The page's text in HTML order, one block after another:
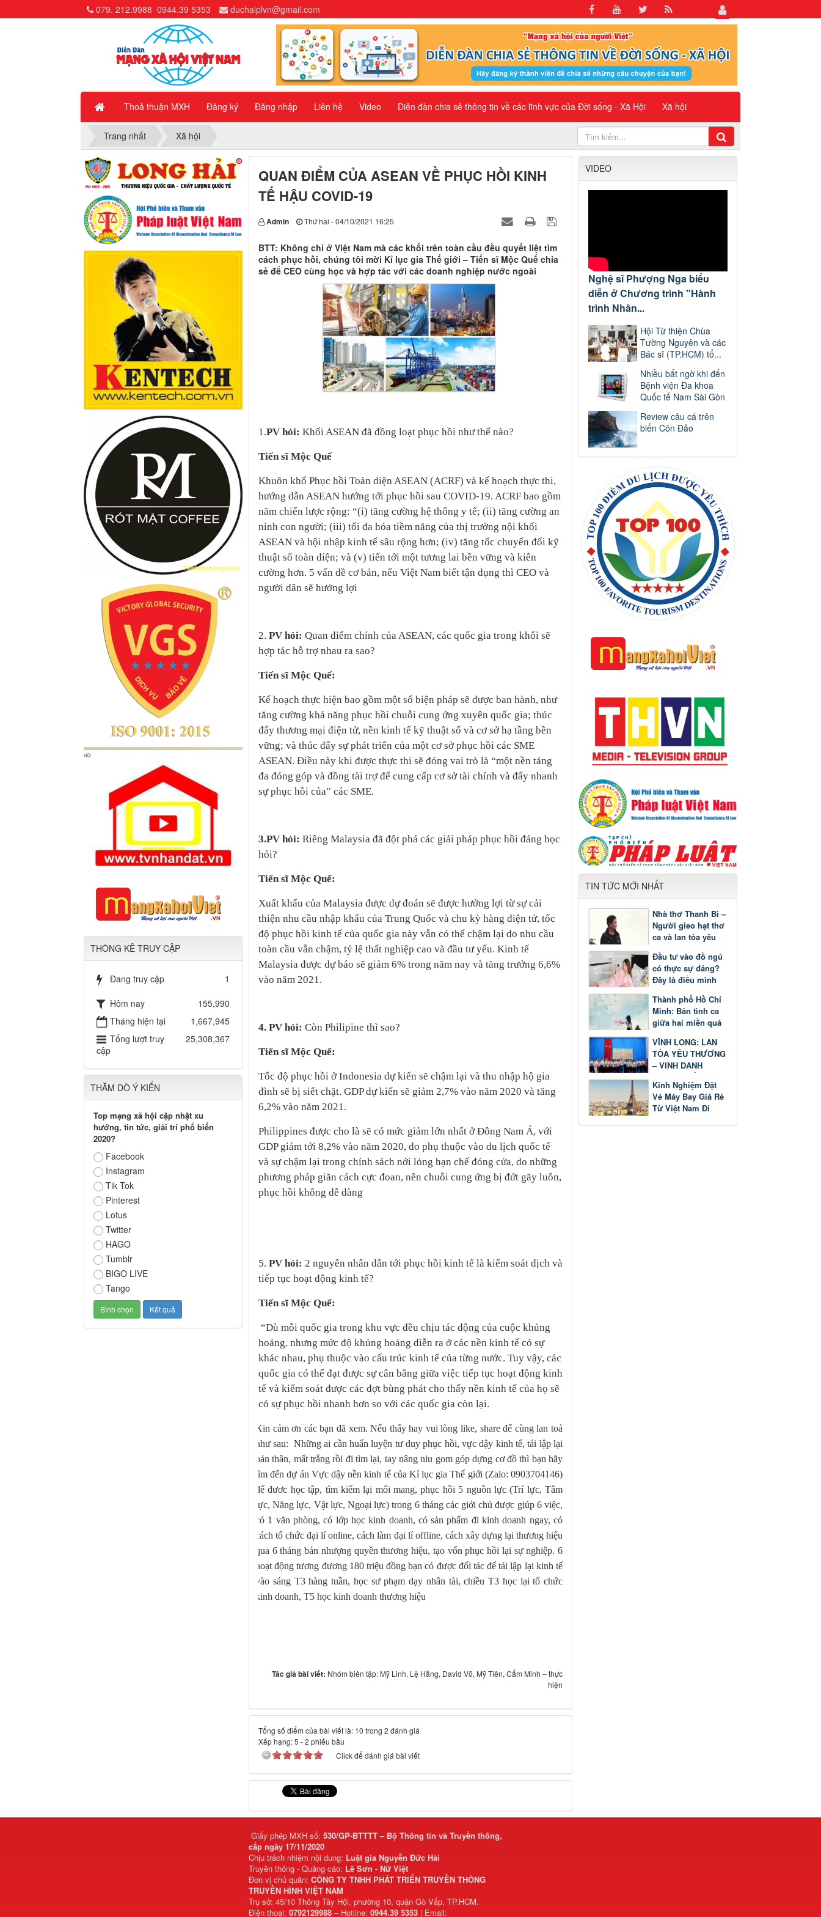
Thoả thuận MXH Đăng ký Đăng nhập Liên hệ Video Diễn đàn chia sẻ thông tin về các lĩnh vực của Đời sống - Xã Hội Xã hội
079. 212.9988 0944.39 5353 duchaiplvn@gmail.com
Trang nhất Xã hội
QUAN ĐIỂM CỦA ASEAN VỀ PHỤC HỒI KINH
TẾ HẬU COVID-19
Admin Thứ hai - 04/10/2021 16:25
BTT: Không chỉ ở Việt Nam mà các khối trên toàn cầu đều quyết liệt tìm
cách phục hồi, chúng tôi mời Kỉ lục gia Thế giới – Tiến sĩ Mộc Quế chia
sẻ để CEO cùng học và hợp tác với các doanh nghiệp nước ngoài
1.PV hỏi: Khối ASEAN đã đồng loạt phục hồi như thế nào?
Tiến sĩ Mộc Quế
Khuôn khổ Phục hồi Toàn diện ASEAN (ACRF) và kế hoạch thực thi,
hướng dẫn ASEAN hướng tới phục hồi sau COVID-19. ACRF bao gồm
năm chiến lược rộng: “(i) tăng cường hệ thống y tế; (ii) tăng cường an
ninh con người; (iii) tối đa hóa tiềm năng của thị trường nội khối
ASEAN và hội nhập kinh tế sâu rộng hơn; (iv) tăng tốc chuyển đổi kỹ
thuật số toàn diện; và (v) tiến tới một tương lai bền vững và kiên
cường hơn. 5 vấn dề cơ bản, nếu Việt Nam biết tận dụng thì CEO và
người dân sẽ hưởng lợi
2. PV hỏi: Quan điểm chính của ASEAN, các quốc gia trong khối sẽ
hợp tác hỗ trợ nhau ra sao?
Tiến sĩ Mộc Quế:
Kế hoạch thực hiện bao gồm một số biện pháp sẽ được ban hành, như
tăng cường khả năng phục hồi chuỗi cung ứng xuyên quốc gia; thúc
đẩy thương mại điện tử, nền kinh tế kỹ thuật số và cơ sở hạ tầng bền
vững; và thúc đẩy sự phát triển của một cơ sở phục hồi các SME
ASEAN. Điều này khi được thực thi sẽ đóng vai trò là “một nền tảng
đa đóng góp và đồng tài trợ để cung cấp cơ sở tài chính và đẩy nhanh
sự phục hồi của” các SME.
3.PV hỏi: Riêng Malaysia đã đột phá các giải pháp phục hồi đáng học
hỏi?
Tiến sĩ Mộc Quế:
Xuất khẩu của Malaysia được dự đoán sẽ được hưởng lợi từ sự cải
thiện nhu cầu nhập khẩu của Trung Quốc và chu kỳ hàng điện tử, tốc
độ phục hồi kinh tế của quốc gia này vẫn có thể chậm lại do nhu cầu
toàn cầu vẫn chậm, tỷ lệ thất nghiệp cao và đầu tư yếu. Kinh tế
Malaysia được dự báo sẽ giảm 6% trong năm nay và tăng trưởng 6,6%
vào năm 2021.
4. PV hỏi: Còn Philipine thì sao?
Tiến sĩ Mộc Quế:
Tốc độ phục hồi ở Indonesia dự kiến sẽ chậm lại và thu nhập hộ gia
đình sẽ bị siết chặt. GDP dự kiến sẽ giảm 2,7% vào năm 2020 và tăng
6,2% vào năm 2021.
Philippines được cho là sẽ có mức giảm lớn nhất ở Đông Nam Á, với
GDP giảm tới 8,2% vào năm 2020, do phụ thuộc vào du lịch quốc tế
và sự chậm lại trong chính sách nới lỏng hạn chế đóng cửa, do những
phương pháp giãn cách cực đoan, nên chuỗi cung ứng bị đứt gãy luôn,
phục hồi không dễ dàng
5. PV hỏi: 2 nguyên nhân dẫn tới phục hồi kinh tế là kiểm soát dịch và
tiếp tục hoạt động kinh tế?
Tiến sĩ Mộc Quế:
“Dù mỗi quốc gia trong khu vực đều chịu tác động của cuộc khủng
hoảng, nhưng mức độ khủng hoảng diễn ra ở các nền kinh tế có sự
khác nhau, phụ thuộc vào cấu trúc kinh tế của từng nước. Tuy vậy, các
quốc gia có thể đạt được sự cân bằng giữa việc tiếp tục hoạt động kinh
tế và kiểm soát được các đợt bùng phát cho thấy nền kinh tế của họ sẽ
có sự phục hồi nhanh hơn so với các quốc gia còn lại.
Xin cảm ơn các bạn đã xem. Nếu thấy hay vui lòng like, share để cùng lan toả
như sau: Những ai cần huấn luyện tư duy phục hồi, vực dậy kinh tế, tái lập lại
bản thân, mất trắng rồi đi tìm lại, tay nâng niu gom góp dựng cơ đồ thì bạn hãy
tìm đến dự án Vực dậy nền kinh tế của Kỉ lục gia Thế giới (Zalo: 0903704146)
để đươc học tập, tìm kiếm lại mối mang, phục hồi 5 nguồn lực (Trí lực, Tâm
lực, Năng lực, Vật lực, Ngoại lực) trong 6 tháng các giới chủ được giúp 6 việc,
có 1 văn phòng, có lớp học kinh doanh, có sản phẩm đi kinh doanh ngay, có
cách tổ chức đại lí online, cách làm đại lí offline, cách xây dựng lại thương hiệu
qua 6 tháng bán nhượng quyền thương hiệu, tạo vốn phục hồi lại sự nghiệp. 6
hoạt động tương đương 180 triệu đồng bạn có được đối tác để tái lập lại kinh tế
vào sáng T3 hàng tuần, học sư phạm dạy nhân tài, chiều T3 học lại tổ chức
kinh doanh, T5 học kinh doanh thương hiệu
Tác giả bài viết: Nhóm biên tập: Mỹ Linh. Lệ Hằng, David Võ, Mỹ Tiên, Cẩm Minh – thực
hiện
Tổng số điểm của bài viết là: 10 trong 2 đánh giá
Xếp hạng:5 -2 phiếu bầu
Click để đánh giá bài viết
VIDEO
Nghệ sĩ Phượng Nga biểu
diễn ở Chương trình "Hành
trình Nhân...
Hội Từ thiện Chùa
Tường Nguyên và các
Bác sĩ (TP.HCM) tổ...
Nhiều bất ngờ khi đến
Bệnh viện Đa khoa
Quốc tế Nam Sài Gòn
Review câu cá trên
biển Côn Đảo
TIN TỨC MỚI NHẤT
Nhà thơ Thanh Bi –
Người gieo hạt thơ
ca và lan tỏa yêu
Đầu tư vào đồ ngủ
có thực sự đáng?
Đây là điều mình
thời gian
Thành phố Hồ Chí
Minh: Bản tình ca
giữa hai miền quá
VĨNH LONG: LAN
TỎA YÊU THƯƠNG
– VINH DANH
GƯƠNG SÁNG
HỌC TẬP
Kinh Nghiệm Đặt
Vé Máy Bay Giá Rẻ
Từ Việt Nam Đi
THÔNG KÊ TRUY CẬP
Đang truy cập
1
Hôm nay
155,990
Tháng hiện tại
1,667,945
Tổng lượt truy
cập
25,308,367
THĂM DÒ Ý KIẾN
Top mạng xã hội cập nhật xu
hướng, tin tức, giải trí phổ biến
2020?
Facebook
Instagram
Tik Tok
Pinterest
Lotus
Twitter
HAGO
Tumblr
BIGO LIVE
Tango
Giấy phép MXH số: 530/GP-BTTTT – Bộ Thông tin và Truyền thông,
cấp ngày 17/11/2020
Chịu trách nhiệm nội dung: Luật gia Nguyễn Đức Hải
Truyền thông - Quảng cáo: Lê Sơn - Nữ Việt
Đơn vị chủ quản: CÔNG TY TNHH PHÁT TRIỂN TRUYỀN THÔNG
TRUYỀN HÌNH VIỆT NAM
Trụ sở: 45/10 Thông Tây Hội, phường 10, quận Gò Vấp, TP.HCM.
Điện thoại: 0792129988 – Hotline: 0944.39 5353 | Email: